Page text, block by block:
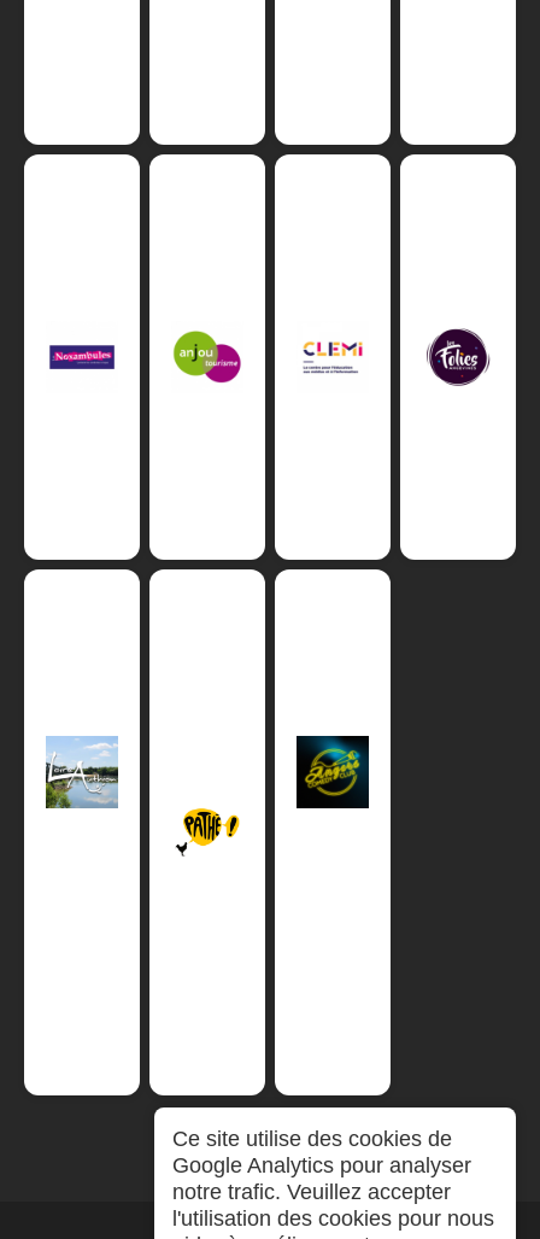
Ce site utilise des cookies de
Google Analytics pour analyser
notre trafic. Veuillez accepter
l'utilisation des cookies pour nous